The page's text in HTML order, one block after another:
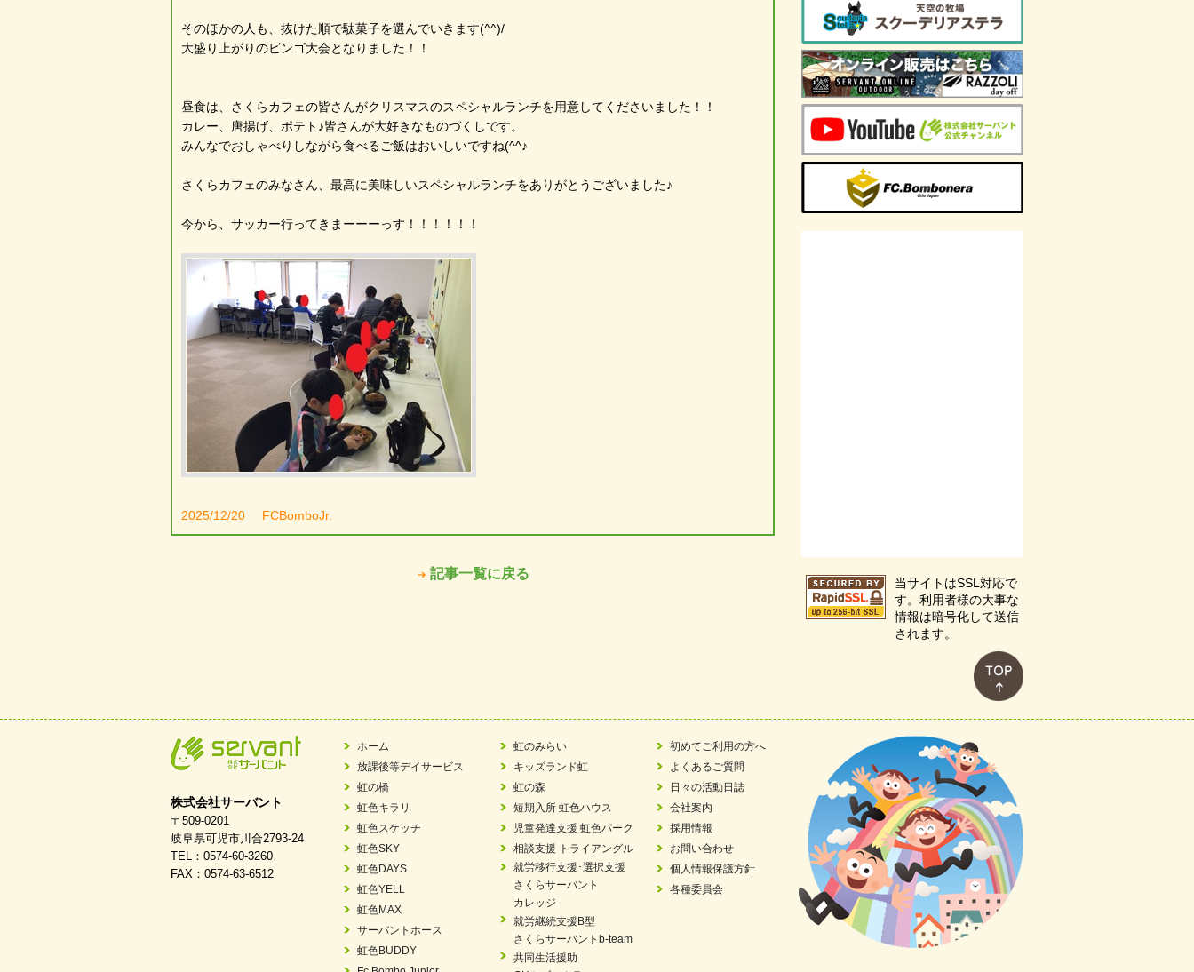
そのほかの人も、抜けた順で駄菓子を選んでいきます(^^)/
大盛り上がりのビンゴ大会となりました！！
昼食は、さくらカフェの皆さんがクリスマスのスペシャルランチを用意してくださいました！！
カレー、唐揚げ、ポテト♪皆さんが大好きなものづくしです。
みんなでおしゃべりしながら食べるご飯はおいしいですね(^^♪
さくらカフェのみなさん、最高に美味しいスペシャルランチをありがとうございました♪
今から、サッカー行ってきまーーーっす！！！！！！
2025/12/20 FCBomboJr.
記事一覧に戻る
当サイトはSSL対応で
す。利用者様の大事な
情報は暗号化して送信
されます。
株式会社サーバント
〒509-0201
岐阜県可児市川合2793-24
TEL：0574-60-3260
FAX：0574-63-6512
ホーム
放課後等デイサービス
虹の橋
虹色キラリ
虹色スケッチ
虹色SKY
虹色DAYS
虹色YELL
虹色MAX
サーバントホース
虹色BUDDY
虹のみらい
キッズランド虹
虹の森
短期入所 虹色ハウス
児童発達支援 虹色パーク
相談支援 トライアングル
就労移行支援･選択支援
さくらサーバント
カレッジ
就労継続支援B型
さくらサーバントb-team
共同生活援助
初めてご利用の方へ
よくあるご質問
日々の活動日誌
会社案内
採用情報
お問い合わせ
個人情報保護方針
各種委員会